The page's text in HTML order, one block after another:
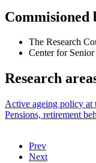
Commisioned
The Research
Center for
Research
Active ageing policy at
Pensions, retirement
Prev
Next